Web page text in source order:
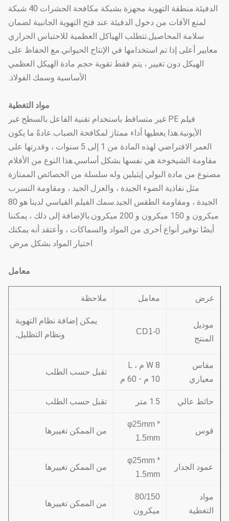
الدفيئة.منطقة التهوية مجهزة بشبكة مكافحة الحشرات 40 شبكة
لمنع الآفات من دخول الدفيئة عند فتح التهوية الجانبية لضمان
سلامة المحاصيل.تتطلب الهياكل العظمية للاحتباس الحراري
معايير أعلى إذا تم استخدامها في الإنتاج الحيواني.مع الحفاظ على
الهيكل دون تغيير ، يتم فقط تقوية حجم مادة الهيكل العظمي
الأساسية وسمك الفولاذ.
مواد التغطية
فيلم PE غير متساقط باستخدام تقنية الفاعل بالسطح غير
الأيونية.هذا يعطيها أداء ممتاز لمكافحة الضباب.عادةً ما يكون
العمر الافتراضي لهذه المادة من 1 إلى 5 سنوات ، وقدرتها على
مقاومة الشيخوخة هي نفسها بشكل أساسي.هذا النوع من الأفلام
مصنوع من مادة البولي إيثيلين وله سلسلة من الخصائص الممتازة
مثل نفاذية الضوء الجيدة ، والعزل الجيد ، ومقاومة التسرب
الجيدة ، ومقاومة الطقس الجيد.سمك الفيلم القياسي لدينا هو 80
ميكرون و 150 ميكرون و 200 ميكرون.بالإضافة إلى ذلك ، يمكننا
أيضًا توفير أنواع أخرى من المواد والسماكات ، وأعتقد أنه يمكنك
اختيار المواد بشكل مرض.
معامل
غرض معامل ملاحظة
موديل
المنتج
CD1-0
يمكن إضافة نظام التهوية
ونظام التظليل.
مقاس
معياري
W 8 م ، L
10 م - 60 م
تقبل حسب الطلب
حائط عالي 1.5 متر تقبل حسب الطلب
قوس
φ25mm *
1.5mm
من الممكن تغييرها
عمود الجدار
φ25mm *
1.5mm
من الممكن تغييرها
مواد
التغطية
80/150
ميكرون
من الممكن تغييرها